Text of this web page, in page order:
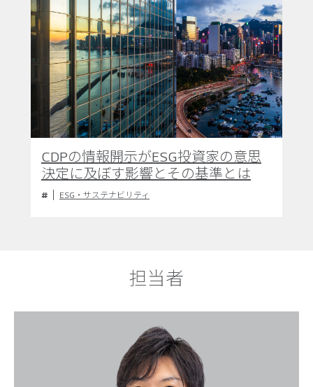
CDPの情報開示がESG投資家の意思
決定に及ぼす影響とその基準とは
ESG・サステナビリティ
担当者